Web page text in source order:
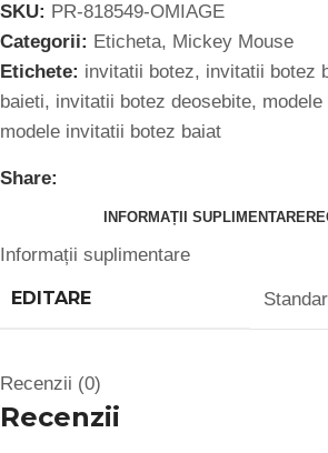
SKU: PR-818549-OMIAGE
Categorii: Eticheta, Mickey Mouse
Etichete: invitatii botez, invitatii botez
baieti, invitatii botez deosebite,
modele invitatii botez baiat
Share:
INFORMAȚII SUPLIMENTARE
Informații suplimentare
EDITARE
Recenzii (0)
Recenzii